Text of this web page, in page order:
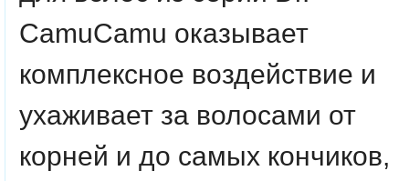
CamuCamu оказывает
комплексное воздействие и
ухаживает за волосами от
корней и до самых кончиков,